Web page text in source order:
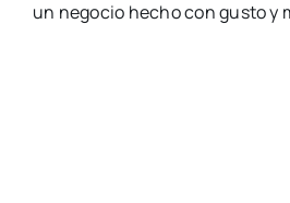
un negocio hecho con gusto y